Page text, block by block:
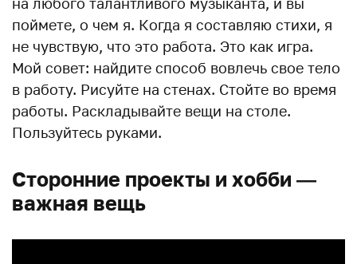
поймете, о чем я. Когда я составляю стихи, я
не чувствую, что это работа. Это как игра.
Мой совет: найдите способ вовлечь свое тело
в работу. Рисуйте на стенах. Стойте во время
работы. Раскладывайте вещи на столе.
Пользуйтесь руками.
Сторонние проекты и хобби —
важная вещь